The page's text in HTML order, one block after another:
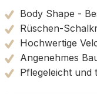
Body Shape -
Rüschen-
Hochwertige
Angenehmes
Pflegeleicht und